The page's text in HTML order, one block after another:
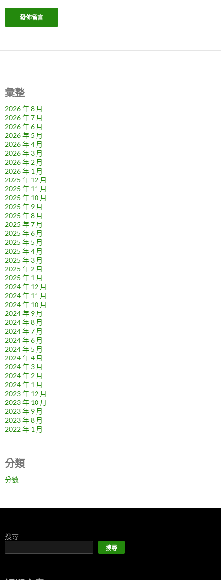
彙整
2026 年 8 月
2026 年 7 月
2026 年 6 月
2026 年 5 月
2026 年 4 月
2026 年 3 月
2026 年 2 月
2026 年 1 月
2025 年 12 月
2025 年 11 月
2025 年 10 月
2025 年 9 月
2025 年 8 月
2025 年 7 月
2025 年 6 月
2025 年 5 月
2025 年 4 月
2025 年 3 月
2025 年 2 月
2025 年 1 月
2024 年 12 月
2024 年 11 月
2024 年 10 月
2024 年 9 月
2024 年 8 月
2024 年 7 月
2024 年 6 月
2024 年 5 月
2024 年 4 月
2024 年 3 月
2024 年 2 月
2024 年 1 月
2023 年 12 月
2023 年 10 月
2023 年 9 月
2023 年 8 月
2022 年 1 月
分類
分數
搜尋
搜尋